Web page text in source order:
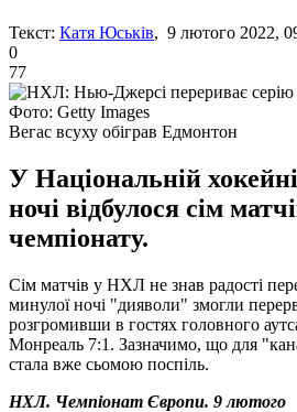
Текст: Катя Юськів, 9 лютого 2022,
0
77
Фото: Getty Images
Вегас всуху обіграв Едмонтон
У Національній
ночі відбулося сім
чемпіонату.
Сім матчів у НХЛ не знав радості
минулої ночі "дияволи" змогли
розгромивши в гостях головного
Монреаль 7:1. Зазначимо, що для
стала вже сьомою поспіль.
НХЛ. Чемпіонат Європи. 9 лютого